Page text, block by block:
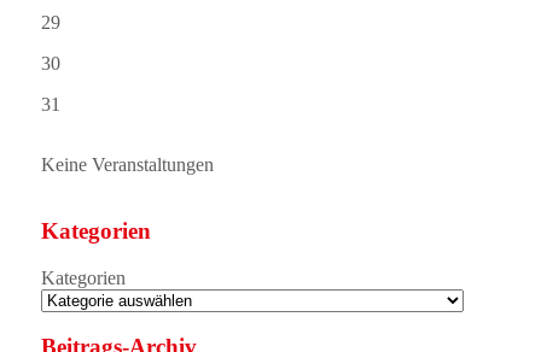
29
30
31
Keine Veranstaltungen
Kategorien
Kategorien